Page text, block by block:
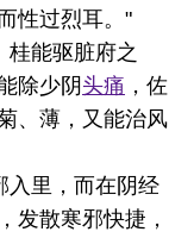
性过烈耳。"
桂能驱脏府之
除少阴 头痛 ，佐
、薄，又能治风
入里，而在阴经
发散寒邪快捷，